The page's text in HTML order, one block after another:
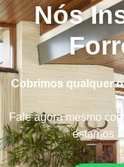
Nós
Cobrimos qualquer
Fale agora mesmo
estamos